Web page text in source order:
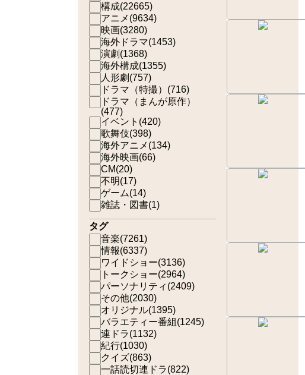
構成(22665)
アニメ (9634)
映画(3280)
海外ドラマ(1453)
演劇 (1368)
海外構成(1355)
人形劇 (757)
ドラマ（特撮） (716)
ドラマ（まんが原作）
(477)
イベント (420)
歌舞伎(398)
海外アニメ (134)
海外映画(66)
CM(20)
不明(17)
ゲーム(14)
雑誌・図書(1)
タグ
音楽(7261)
情報(6337)
ワイドショー(3136)
トークショー(2964)
パーソナリティ (2409)
その他(2030)
オリジナル(1395)
バラエティー番組(1245)
連ドラ(1132)
紀行(1030)
クイズ(863)
一話読切連ドラ(822)